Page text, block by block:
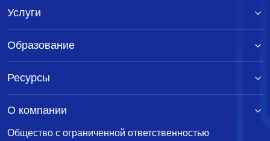
Общество с ограниченной ответственностью
Услуги
Образование
Ресурсы
О компании